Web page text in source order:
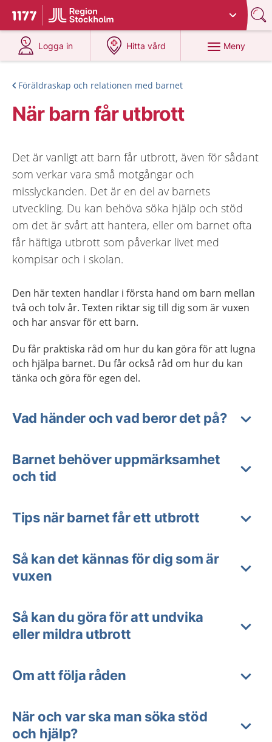
Till startsidan för 1177
Du har valt region
Logga in
på 1177.se
Hitta vård
på 1177.se
Meny
Föräldraskap och relationen med barnet
När barn får utbrott
Det är vanligt att barn får utbrott, även för sådant
som verkar vara små motgångar och
misslyckanden. Det är en del av barnets
utveckling. Du kan behöva söka hjälp och stöd
om det är svårt att hantera, eller om barnet ofta
får häftiga utbrott som påverkar livet med
kompisar och i skolan.
Den här texten handlar i första hand om barn mellan
två och tolv år. Texten riktar sig till dig som är vuxen
och har ansvar för ett barn.
Du får praktiska råd om hur du kan göra för att lugna
och hjälpa barnet. Du får också råd om hur du kan
tänka och göra för egen del.
Vad händer och vad beror det på?
Barnet behöver uppmärksamhet
och tid
Tips när barnet får ett utbrott
Så kan det kännas för dig som är
vuxen
Så kan du göra för att undvika
eller mildra utbrott
Om att följa råden
När och var ska man söka stöd
och hjälp?